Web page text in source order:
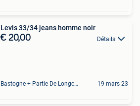
Levis 33/34 jeans homme noir
€ 20,00 Détails
Bastogne + Partie De Longchamps Et Sibret 19 mars 23